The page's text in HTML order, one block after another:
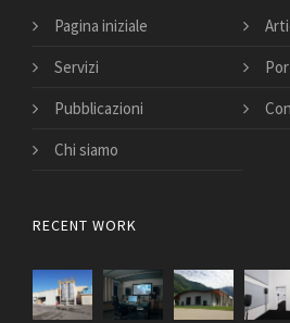
Pagina iniziale
Servizi
Pubblicazioni
Chi siamo
RECENT WORK